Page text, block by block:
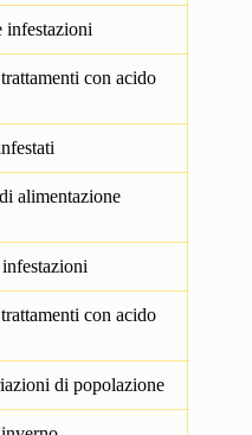
infestazioni
con acido
alimentazione
con acido
di popolazione